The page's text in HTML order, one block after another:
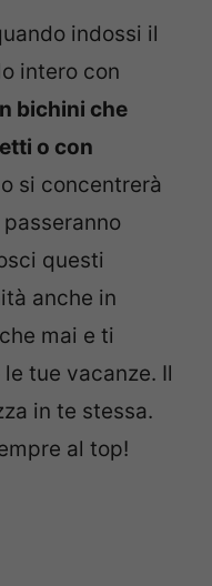
indossi il
intero con
bichini che
o con
si concentrerà
questi
anche in
mai e ti
tue vacanze. Il
in te stessa.
al top!